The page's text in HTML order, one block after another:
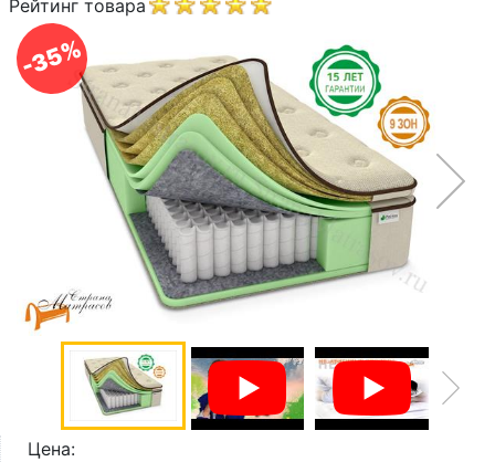
О компании
Контакты
Доставка по городу
-35%
Рейтинг товара
Цена: